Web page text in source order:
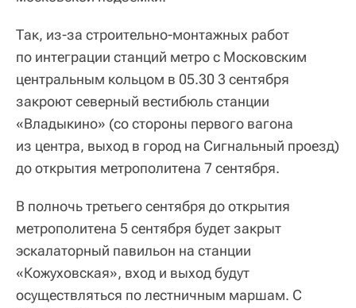
Так, из-за строительно-монтажных работ
по интеграции станций метро с Московским
центральным кольцом в 05.30 3 сентября
закроют северный вестибюль станции
«Владыкино» (со стороны первого вагона
из центра, выход в город на Сигнальный проезд)
до открытия метрополитена 7 сентября.
В полночь третьего сентября до открытия
метрополитена 5 сентября будет закрыт
эскалаторный павильон на станции
«Кожуховская», вход и выход будут
осуществляться по лестничным маршам. С